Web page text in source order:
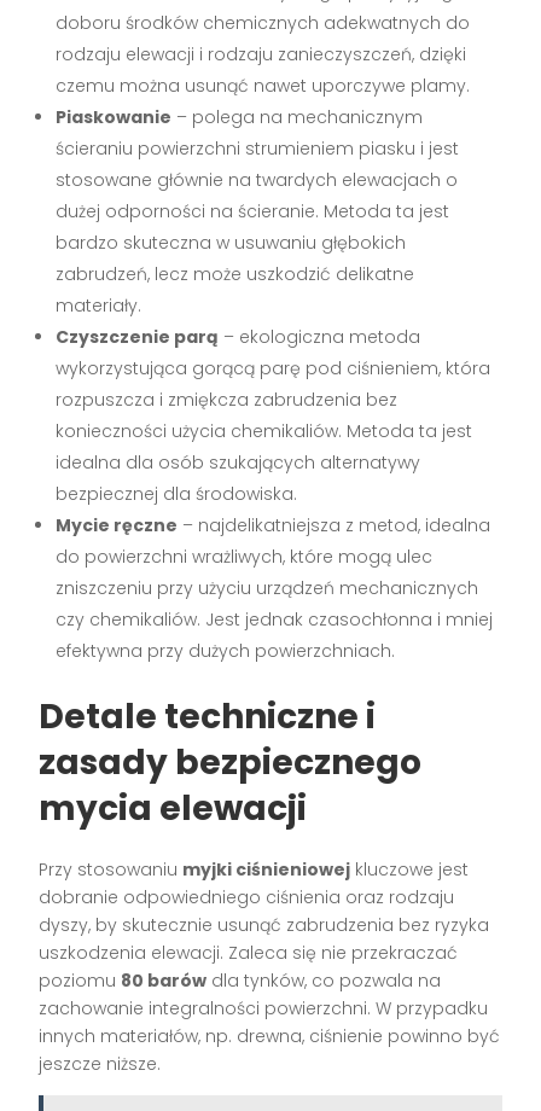
doboru środków chemicznych adekwatnych do
rodzaju elewacji i rodzaju zanieczyszczeń, dzięki
czemu można usunąć nawet uporczywe plamy.
Piaskowanie – polega na mechanicznym
ścieraniu powierzchni strumieniem piasku i jest
stosowane głównie na twardych elewacjach o
dużej odporności na ścieranie. Metoda ta jest
bardzo skuteczna w usuwaniu głębokich
zabrudzeń, lecz może uszkodzić delikatne
materiały.
Czyszczenie parą – ekologiczna metoda
wykorzystująca gorącą parę pod ciśnieniem, która
rozpuszcza i zmiękcza zabrudzenia bez
konieczności użycia chemikaliów. Metoda ta jest
idealna dla osób szukających alternatywy
bezpiecznej dla środowiska.
Mycie ręczne – najdelikatniejsza z metod, idealna
do powierzchni wrażliwych, które mogą ulec
zniszczeniu przy użyciu urządzeń mechanicznych
czy chemikaliów. Jest jednak czasochłonna i mniej
efektywna przy dużych powierzchniach.
Detale techniczne i
zasady bezpiecznego
mycia elewacji
Przy stosowaniu myjki ciśnieniowej kluczowe jest
dobranie odpowiedniego ciśnienia oraz rodzaju
dyszy, by skutecznie usunąć zabrudzenia bez ryzyka
uszkodzenia elewacji. Zaleca się nie przekraczać
poziomu 80 barów dla tynków, co pozwala na
zachowanie integralności powierzchni. W przypadku
innych materiałów, np. drewna, ciśnienie powinno być
jeszcze niższe.